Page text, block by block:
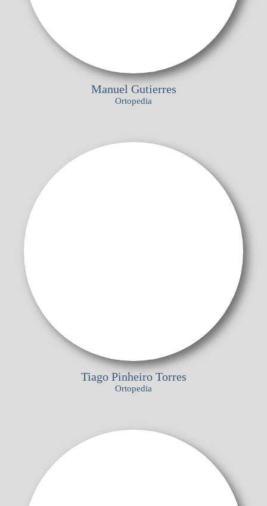
Manuel Gutierres
Ortopedia
Tiago Pinheiro Torres
Ortopedia